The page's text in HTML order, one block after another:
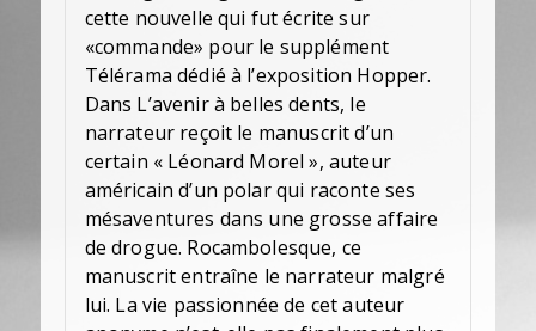
cette nouvelle qui fut écrite sur
«commande» pour le supplément
Télérama dédié à l’exposition Hopper.
Dans L’avenir à belles dents, le
narrateur reçoit le manuscrit d’un
certain « Léonard Morel », auteur
américain d’un polar qui raconte ses
mésaventures dans une grosse affaire
de drogue. Rocambolesque, ce
manuscrit entraîne le narrateur malgré
lui. La vie passionnée de cet auteur